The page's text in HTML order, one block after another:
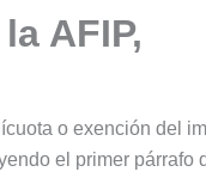
AFIP,
o exención del
el primer párrafo